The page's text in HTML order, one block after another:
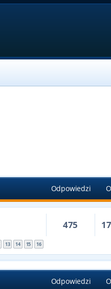
Odpowiedzi
13 14 15 16
475
Odpowiedzi